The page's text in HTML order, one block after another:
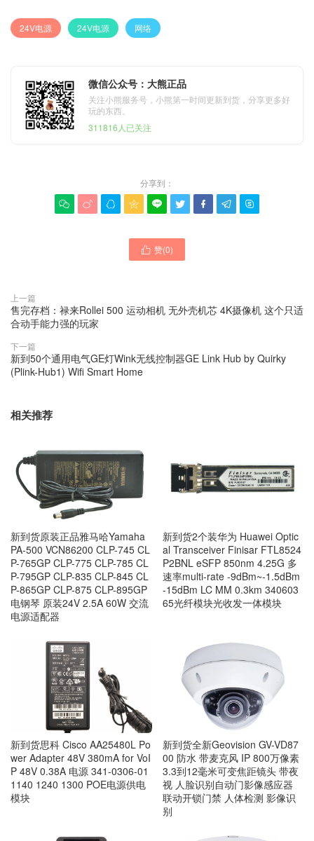
24V电源 24V电源 网络
微信公众号：大熊正品
关注小熊服务号，小熊第一时间更新到货，分享更多好
玩的东西。
311816人已关注
分享到：
        
 赞(0)
上一篇
售完存档：禄来Rollei 500 运动相机 无外壳机芯 4K摄像机 这个只适
合动手能力强的玩家
下一篇
新到50个通用电气GE灯Wink无线控制器GE Link Hub by Quirky
(Plink-Hub1) Wifi Smart Home
相关推荐
新到货原装正品雅马哈Yamaha
PA-500 VCN86200 CLP-745 CL
P-765GP CLP-775 CLP-785 CL
P-795GP CLP-835 CLP-845 CL
P-865GP CLP-875 CLP-895GP
电钢琴 原装24V 2.5A 60W 交流
电源适配器
新到货2个装华为 Huawei Optic
al Transceiver Finisar FTL8524
P2BNL eSFP 850nm 4.25G 多
速率multi-rate -9dBm~-1.5dBm
-15dBm LC MM 0.3km 340603
65光纤模块光收发一体模块
新到货思科 Cisco AA25480L Po
wer Adapter 48V 380mA for VoI
P 48V 0.38A 电源 341-0306-01
1140 1240 1300 POE电源供电
模块
新到货全新Geovision GV-VD87
00 防水 带麦克风 IP 800万像素
3.3到12毫米可变焦距镜头 带夜
视 人脸识别自动门影像感应器
联动开锁门禁 人体检测 影像识
别